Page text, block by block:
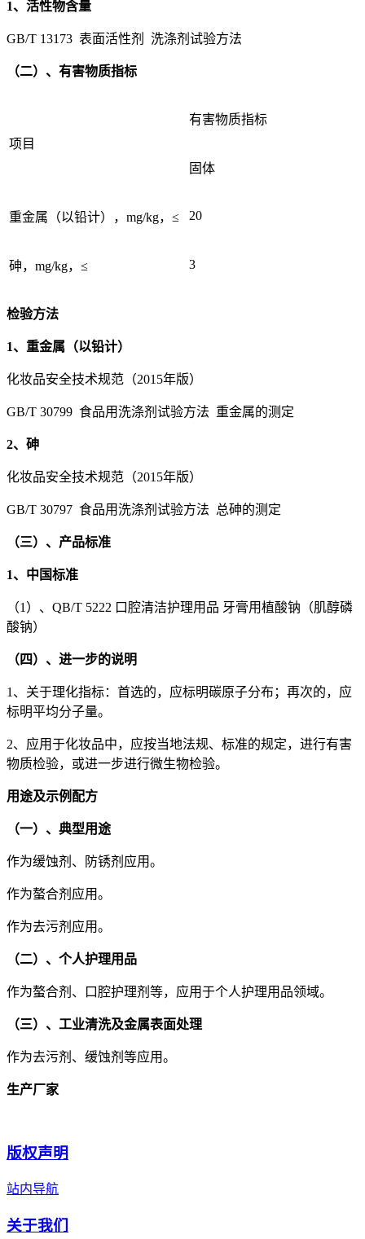
1、活性物含量
GB/T 13173 表面活性剂 洗涤剂试验方法
（二）、有害物质指标
项目
有害物质指标
固体
重金属（以铅计），mg/kg，≤ 20
砷，mg/kg，≤ 3
检验方法
1、重金属（以铅计）
化妆品安全技术规范（2015年版）
GB/T 30799 食品用洗涤剂试验方法 重金属的测定
2、砷
化妆品安全技术规范（2015年版）
GB/T 30797 食品用洗涤剂试验方法 总砷的测定
（三）、产品标准
1、中国标准
（1）、QB/T 5222 口腔清洁护理用品 牙膏用植酸钠（肌醇磷
酸钠）
（四）、进一步的说明
1、关于理化指标：首选的，应标明碳原子分布；再次的，应
标明平均分子量。
2、应用于化妆品中，应按当地法规、标准的规定，进行有害
物质检验，或进一步进行微生物检验。
用途及示例配方
（一）、典型用途
作为缓蚀剂、防锈剂应用。
作为螯合剂应用。
作为去污剂应用。
（二）、个人护理用品
作为螯合剂、口腔护理剂等，应用于个人护理用品领域。
（三）、工业清洗及金属表面处理
作为去污剂、缓蚀剂等应用。
生产厂家
版权声明
站内导航
关于我们